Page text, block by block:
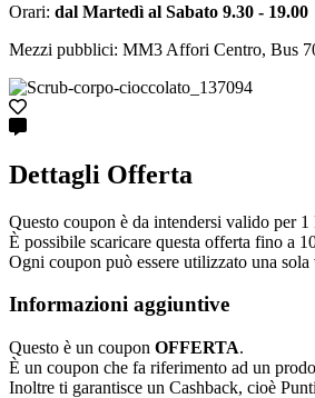
Orari: dal Martedì al Sabato 9.30 - 19.00
Mezzi pubblici: MM3 Affori Centro, Bus
Dettagli Offerta
Questo coupon è da intendersi valido per 1
È possibile scaricare questa offerta fino a
Ogni coupon può essere utilizzato una sola
Informazioni aggiuntive
Questo è un coupon OFFERTA.
È un coupon che fa riferimento ad un
Inoltre ti garantisce un Cashback, cioè